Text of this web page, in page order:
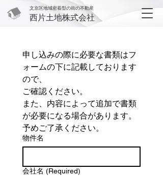
文京区地域密着型の街の不動産
西片土地株式会社
申し込みの際に必要な書類はフ
ォームの下に記載しております
ので、
ご確認ください。
また、内容によって追加で書類
が必要になる場合があります。
予めご了承ください。
物件名
会社名 (Required)